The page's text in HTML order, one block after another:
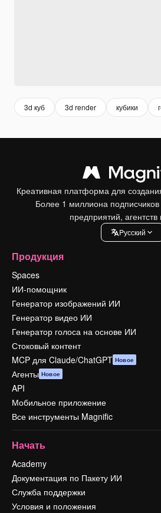
3d куб 3d render кубики
Креативная платформа для
Более 1 миллиона подписчиков
предприятий, агентств
Pусский
Продукция
Spaces
ИИ-помощник
Генератор изображений ИИ
Генератор видео ИИ
Генератор голоса на основе ИИ
Стоковый контент
MCP для Claude/ChatGPT Новое
Агенты Новое
API
Мобильное приложение
Все инструменты Magnific
Начать
Academy
Документация по Пакету ИИ
Служба поддержки
Условия и положения